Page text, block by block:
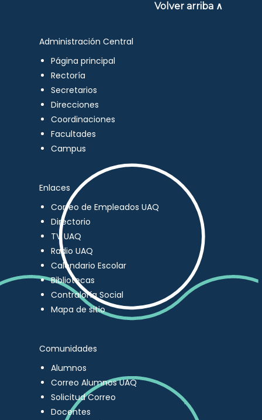
Volver arriba ∧
Administración Central
Página principal
Rectoría
Secretarios
Direcciones
Coordinaciones
Facultades
Campus
Enlaces
Correo de Empleados UAQ
Directorio
TV UAQ
Radio UAQ
Calendario Escolar
Bibliotecas
Contraloría Social
Mapa de sitio
Comunidades
Alumnos
Correo Alumnos UAQ
Solicitud Correo
Docentes